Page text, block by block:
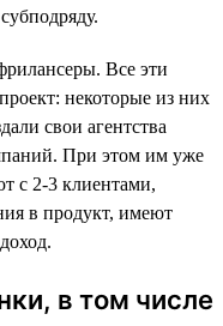
Все эти
некоторые из них
свои агентства
При этом им уже
с 2-3 клиентами,
в продукт, имеют
в том числе